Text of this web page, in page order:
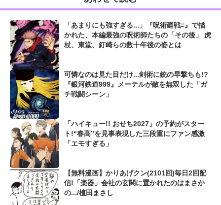
「あまりにも強すぎる...」『呪術廻戦≡』で描
かれた、本編最強の呪術師たちの「その後」 虎
杖、東堂、釘崎らの数十年後の姿とは
可憐なのは見た目だけ...剣術に銃の早撃ちも!?
『銀河鉄道999』メーテルが敵を無双した「ガ
チ戦闘シーン」
「ハイキュー!! おせち2027」の予約がスター
ト!“春高”を見事表現した三段重にファン感激
「エモすぎる」
【無料漫画】かりあげクン(2101回)毎日2回配
信!「楽器」会社の玄関に置かれたのはまさか
の.../植田まさし